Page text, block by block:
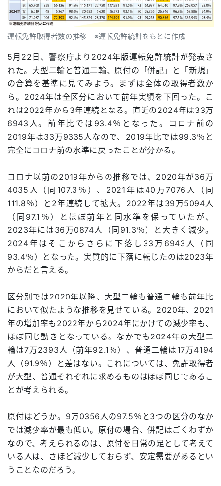
運転免許取得者数の推移 ※運転免許統計をもとに作成
5月22日、警察庁より2024年版運転免許統計が発表さ
れた。大型二輪と普通二輪、原付の「併記」と「新規」
の合算を基準に見てみよう。まずは全体の取得者数か
ら。2024年は全区分において前年実績を下回った。こ
れは2022年から3年連続となる。直近の2024年は33万
6943人。前年比では93.4％となった。コロナ前の
2019年は33万9335人なので、2019年比では99.3％と
完全にコロナ前の水準に戻ったことが分かる。
コロナ以前の2019年からの推移では、2020年が36万
4035人（同107.3％）、2021年は40万7076人（同
111.8％）と2年連続して拡大。2022年は39万5094人
（同97.1％）とほぼ前年と同水準を保っていたが、
2023年には36万0874人（同91.3％）と大きく減少。
2024年はそこからさらに下落し33万6943人（同
93.4％）となった。実質的に下落に転じたのは2023年
からだと言える。
区分別では2020年以降、大型二輪も普通二輪も前年比
において似たような推移を見せている。2020年、2021
年の増加率も2022年から2024年にかけての減少率も、
ほぼ同じ動きとなっている。なかでも2024年の大型二
輪は7万2393人（前年92.1％）、普通二輪は17万4194
人（91.9％）と差はない。これについては、免許取得者
が大型、普通それぞれに求めるものはほぼ同じであるこ
とが考えられる。
原付はどうか。9万0356人の97.5％と3つの区分のなか
では減少率が最も低い。原付の場合、併記はごくわずか
なので、考えられるのは、原付を日常の足として考えて
いる人は、さほど減少しておらず、安定需要があるとい
うことなのだろう。